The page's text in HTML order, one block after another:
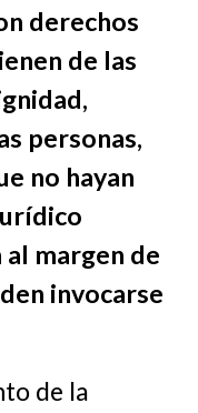
derechos
de las
personas,
no hayan
margen de
invocarse
de la